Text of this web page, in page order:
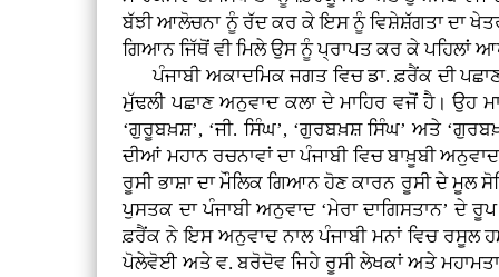
ਬੱਝੀ ਆਲੋਚਨਾ ਨੂੰ ਰੱਦ ਕਰ ਕੇ ਇਸ ਨੂੰ ਵਿਸ਼ੇਸ਼ੱਗਤਾ ਦਾ
ਗਿਆਨ ਜਿੱਥੋਂ ਵੀ ਮਿਲੇ ਉਸ ਨੂੰ ਪ੍ਰਾਪਤ ਕਰ ਕੇ
ਪੰਜਾਬੀ ਅਕਾਦਮਿਕ ਜਗਤ ਵਿਚ ਡਾ. ਫ਼ਰੈਂਕ ਦੀ
ਮੁੱਢਲੀ ਪਛਾਣ ਅਨੁਵਾਦ ਕਲਾ ਦੇ ਮਾਹਿਰ ਵਜੋਂ ਹੈ। ਉਹ
‘ਗੁਰੂਬਖ਼ਸ਼’, ‘ਜੀ. ਸਿੰਘ’, ‘ਗੁਰਬਖ਼ਸ਼ ਸਿੰਘ’ ਅਤੇ
ਦੀਆਂ ਮਹਾਨ ਰਚਨਾਵਾਂ ਦਾ ਪੰਜਾਬੀ ਵਿਚ ਬਾਖ਼ੂਬੀ
ਰੂਸੀ ਭਾਸ਼ਾ ਦਾ ਮੌਲਿਕ ਗਿਆਨ ਹੋਣ ਕਾਰਨ ਰੂਸੀ ਦੇ ਮੂਲ
ਪੁਸਤਕ ਦਾ ਪੰਜਾਬੀ ਅਨੁਵਾਦ ‘ਮੇਰਾ ਦਾਗਿਸਤਾਨ’ ਦੇ
ਫ਼ਰੈਂਕ ਨੇ ਇਸ ਅਨੁਵਾਦ ਨਾਲ ਪੰਜਾਬੀ ਮਨਾਂ ਵਿਚ ਰਸੂਲ
ਪੋਲੇਵੋਈ ਅਤੇ ਵ. ਬਰੋਦੋਵ ਜਿਹੇ ਰੂਸੀ ਲੇਖਕਾਂ ਅਤੇ ਮਹਾਮਤਾ